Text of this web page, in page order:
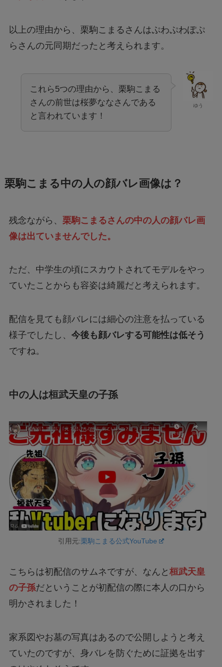
以上の理由から、栗駒こまるさんはぷわぷわぽぷ
らさんの元同期だったと考えられます。
ゆう
これら5つの理由から、栗駒こまる
さんの前世は桜夢ななさんである
と言われています！
栗駒こまる中の人の顔バレ画像は？
残念ながら、 栗駒こまるさんの中の人の顔バレ画
像は出ていませんでした。
ただ、中学生の頃にスカウトされてモデルをやっ
ていたことからも容姿は綺麗だと考えられます。
配信を見ても顔バレには細心の注意を払っている
様子でしたし、 今後も顔バレする可能性は低そう
ですね。
中の人は桓武天皇の子孫
引用元:栗駒こまる公式YouTube
こちらは初配信のサムネですが、なんと 桓武天皇
の子孫だということが初配信の際に本人の口から
明かされました！
家系図やお墓の写真はあるので公開しようと考え
ていたのですが、身バレを防ぐために証拠を出す